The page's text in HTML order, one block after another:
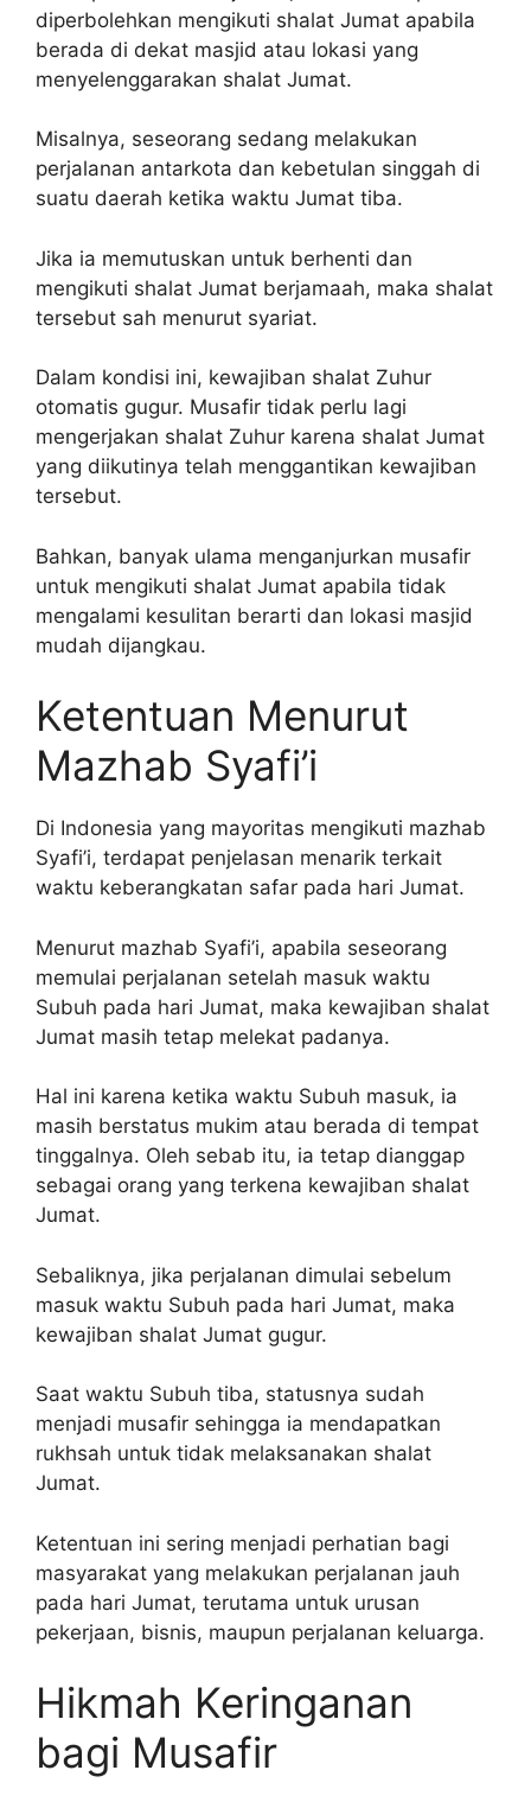
diperbolehkan mengikuti shalat Jumat apabila
berada di dekat masjid atau lokasi yang
menyelenggarakan shalat Jumat.
Misalnya, seseorang sedang melakukan
perjalanan antarkota dan kebetulan singgah di
suatu daerah ketika waktu Jumat tiba.
Jika ia memutuskan untuk berhenti dan
mengikuti shalat Jumat berjamaah, maka shalat
tersebut sah menurut syariat.
Dalam kondisi ini, kewajiban shalat Zuhur
otomatis gugur. Musafir tidak perlu lagi
mengerjakan shalat Zuhur karena shalat Jumat
yang diikutinya telah menggantikan kewajiban
tersebut.
Bahkan, banyak ulama menganjurkan musafir
untuk mengikuti shalat Jumat apabila tidak
mengalami kesulitan berarti dan lokasi masjid
mudah dijangkau.
Ketentuan Menurut
Mazhab Syafi’i
Di Indonesia yang mayoritas mengikuti mazhab
Syafi’i, terdapat penjelasan menarik terkait
waktu keberangkatan safar pada hari Jumat.
Menurut mazhab Syafi’i, apabila seseorang
memulai perjalanan setelah masuk waktu
Subuh pada hari Jumat, maka kewajiban shalat
Jumat masih tetap melekat padanya.
Hal ini karena ketika waktu Subuh masuk, ia
masih berstatus mukim atau berada di tempat
tinggalnya. Oleh sebab itu, ia tetap dianggap
sebagai orang yang terkena kewajiban shalat
Jumat.
Sebaliknya, jika perjalanan dimulai sebelum
masuk waktu Subuh pada hari Jumat, maka
kewajiban shalat Jumat gugur.
Saat waktu Subuh tiba, statusnya sudah
menjadi musafir sehingga ia mendapatkan
rukhsah untuk tidak melaksanakan shalat
Jumat.
Ketentuan ini sering menjadi perhatian bagi
masyarakat yang melakukan perjalanan jauh
pada hari Jumat, terutama untuk urusan
pekerjaan, bisnis, maupun perjalanan keluarga.
Hikmah Keringanan
bagi Musafir